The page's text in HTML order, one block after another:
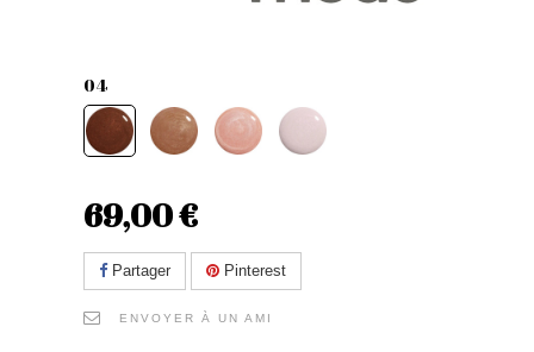
04
69,00 €
Partager Pinterest
ENVOYER À UN AMI